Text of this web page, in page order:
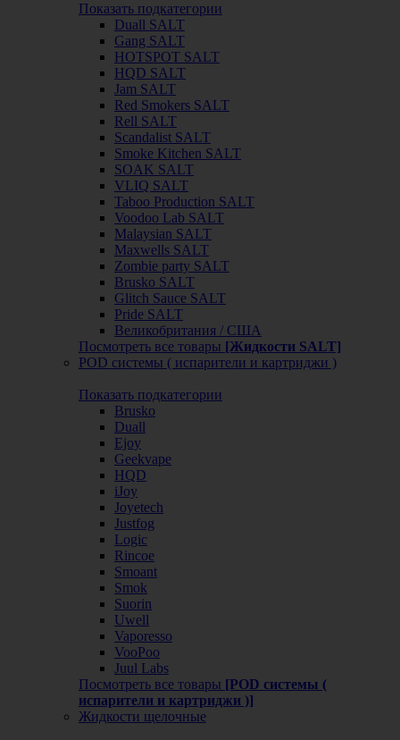
Показать подкатегории
Duall SALT
Gang SALT
HOTSPOT SALT
HQD SALT
Jam SALT
Red Smokers SALT
Rell SALT
Scandalist SALT
Smoke Kitchen SALT
SOAK SALT
VLIQ SALT
Taboo Production SALT
Voodoo Lab SALT
Malaysian SALT
Maxwells SALT
Zombie party SALT
Brusko SALT
Glitch Sauce SALT
Pride SALT
Великобритания / США
Посмотреть все товары [Жидкости SALT]
POD системы ( испарители и картриджи )
Показать подкатегории
Brusko
Duall
Ejoy
Geekvape
HQD
iJoy
Joyetech
Justfog
Logic
Rincoe
Smoant
Smok
Suorin
Uwell
Vaporesso
VooPoo
Juul Labs
Посмотреть все товары [POD системы (
испарители и картриджи )]
Жидкости щелочные